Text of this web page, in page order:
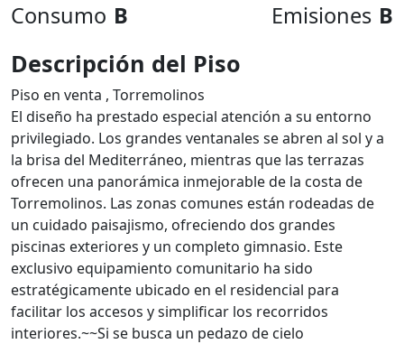
Consumo B Emisiones B
Descripción del Piso
Piso en venta , Torremolinos
El diseño ha prestado especial atención a su entorno
privilegiado. Los grandes ventanales se abren al sol y a
la brisa del Mediterráneo, mientras que las terrazas
ofrecen una panorámica inmejorable de la costa de
Torremolinos. Las zonas comunes están rodeadas de
un cuidado paisajismo, ofreciendo dos grandes
piscinas exteriores y un completo gimnasio. Este
exclusivo equipamiento comunitario ha sido
estratégicamente ubicado en el residencial para
facilitar los accesos y simplificar los recorridos
interiores.~~Si se busca un pedazo de cielo